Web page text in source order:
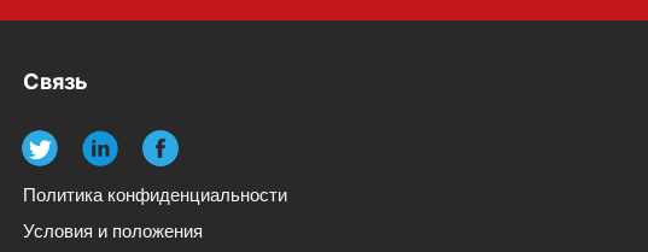
Связь
Политика конфиденциальности
Условия и положения